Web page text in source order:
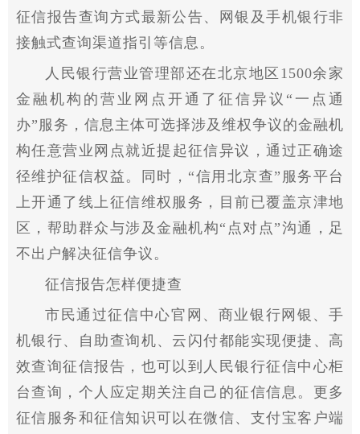
征信报告查询方式最新公告、网银及手机银行非
接触式查询渠道指引等信息。
人民银行营业管理部还在北京地区1500余家
金融 机构的营业网点开通了征信异议“一点通
办”服务，信息主体可选择涉及维权争议的金融机
构任意营业网点就近提起征信异议，通过正确途
径维护征信权益。同时，“信用北京查”服务平台
上开通了线上征信维权服务，目前已覆盖京津地
区，帮助群众与涉及金融机构“点对点”沟通，足
不出户解决征信争议。
征信报告怎样便捷查
市民通过征信中心官网、商业银行网银、手
机银行、自助查询机、云闪付都能实现便捷、高
效查询征信报告，也可以到人民银行征信中心柜
台查询，个人应定期关注自己的征信信息。更多
征信服务和征信知识可以在微信、支付宝客户端